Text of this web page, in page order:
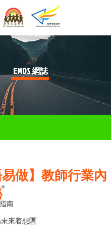
​EMDS 網誌
南
來着想🈵
易做】教師行業內